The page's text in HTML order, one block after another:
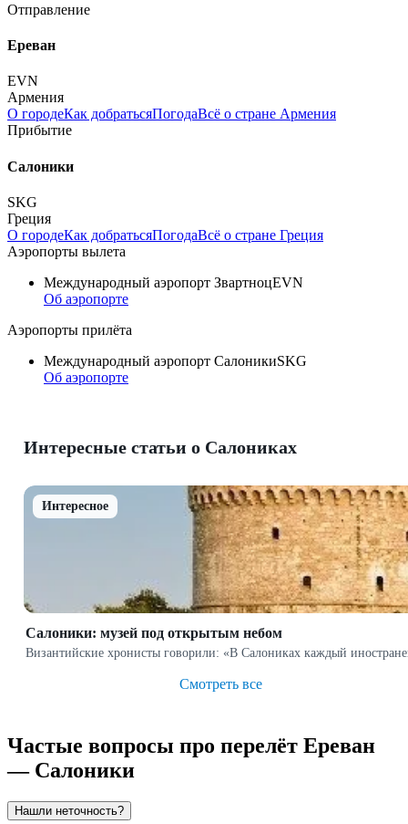
Отправление
Ереван
EVN
Армения
О городеКак добратьсяПогодаВсё о стране Армения
Прибытие
Салоники
SKG
Греция
О городеКак добратьсяПогодаВсё о стране Греция
Аэропорты вылета
Международный аэропорт ЗвартноцEVN
Об аэропорте
Аэропорты прилёта
Международный аэропорт СалоникиSKG
Об аэропорте
Интересные статьи о Салониках
Интересное
Салоники: музей под открытым небом
Византийские хронисты говорили: «В Салониках каждый
Смотреть все
Частые вопросы про перелёт Ереван
— Салоники
Нашли неточность?